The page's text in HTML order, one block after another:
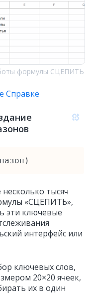
формулы СЦЕПИТЬ
Справке
тысяч
«СЦЕПИТЬ»,
эти ключевые
интерфейс или
ключевых слов,
20×20 ячеек,
их в один